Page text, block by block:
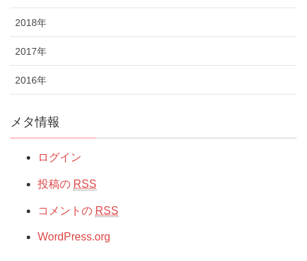
2018年
2017年
2016年
メタ情報
ログイン
投稿の RSS
コメントの RSS
WordPress.org